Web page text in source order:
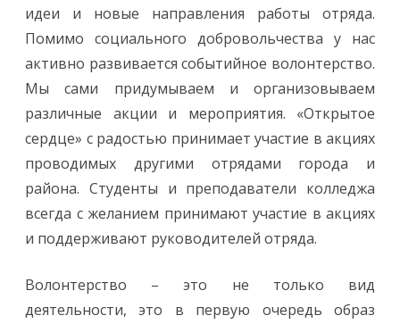
идеи и новые направления работы отряда.
Помимо социального добровольчества у нас
активно развивается событийное волонтерство.
Мы сами придумываем и организовываем
различные акции и мероприятия. «Открытое
сердце» с радостью принимает участие в акциях
проводимых другими отрядами города и
района. Студенты и преподаватели колледжа
всегда с желанием принимают участие в акциях
и поддерживают руководителей отряда.
Волонтерство – это не только вид
деятельности, это в первую очередь образ